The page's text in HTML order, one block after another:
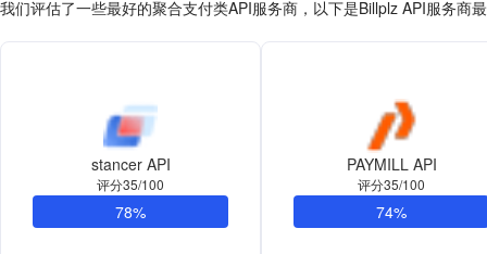
我们评估了一些最好的聚合支付类API服务商，以下是Billplz API服务商
stancer API
评分35/100
78%
PAYMILL API
评分35/100
74%